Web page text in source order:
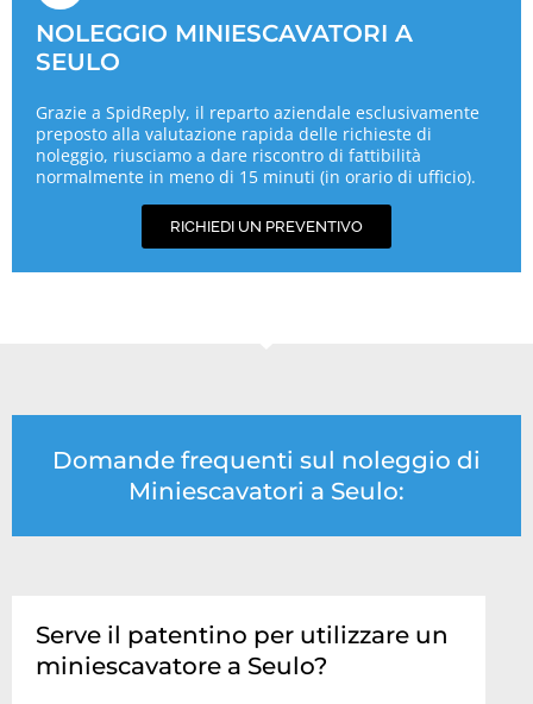
NOLEGGIO MINIESCAVATORI A
SEULO
Grazie a SpidReply, il reparto aziendale esclusivamente
preposto alla valutazione rapida delle richieste di
noleggio, riusciamo a dare riscontro di fattibilità
normalmente in meno di 15 minuti (in orario di ufficio).
RICHIEDI UN PREVENTIVO
Domande frequenti sul noleggio di
Miniescavatori a Seulo:
Serve il patentino per utilizzare un
miniescavatore a Seulo?